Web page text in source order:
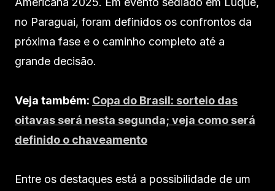
no Paraguai, foram definidos os confrontos da
próxima fase e o caminho completo até a
grande decisão.
Veja também: Copa do Brasil: sorteio das
oitavas será nesta segunda; veja como será
definido o chaveamento
Entre os destaques está a possibilidade de um